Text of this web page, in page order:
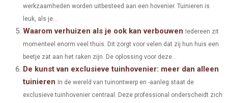
werkzaamheden worden uitbesteed aan een hovenier. Tuinieren is
leuk, als je...
Waarom verhuizen als je ook kan verbouwen Iedereen zit
momenteel enorm veel thuis. Dit zorgt voor velen dat zij hun huis een
beetje zat aan het raken zijn. De oplossing voor deze...
De kunst van exclusieve tuinhovenier: meer dan alleen
tuinieren In de wereld van tuinontwerp en -aanleg staat de
exclusieve tuinhovenier centraal. Deze professional onderscheidt zich